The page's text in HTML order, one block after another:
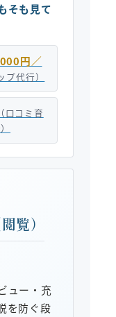
そも見て
円／
プ代行）
（口コミ育
覧）
ュー・充
を防ぐ段